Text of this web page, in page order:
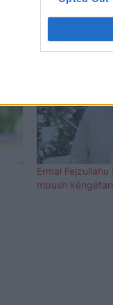
Ermal
mbush